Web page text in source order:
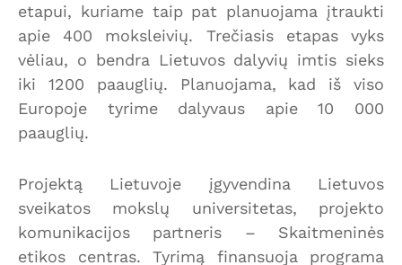
etapui, kuriame taip pat planuojama įtraukti
apie 400 moksleivių. Trečiasis etapas vyks
vėliau, o bendra Lietuvos dalyvių imtis sieks
iki 1200 paauglių. Planuojama, kad iš viso
Europoje tyrime dalyvaus apie 10 000
paauglių.
Projektą Lietuvoje įgyvendina Lietuvos
sveikatos mokslų universitetas, projekto
komunikacijos partneris – Skaitmeninės
etikos centras. Tyrimą finansuoja programa